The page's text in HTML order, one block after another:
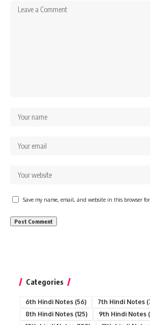
Save my name, email, and website in this browser
Categories
6th Hindi Notes (56) 7th Hindi Notes
8th Hindi Notes (125) 9th Hindi Notes